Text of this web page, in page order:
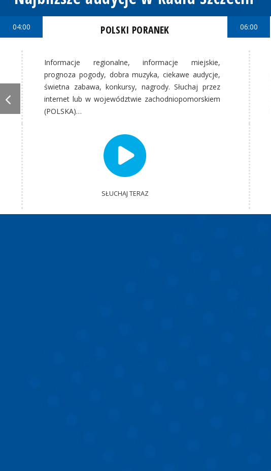
04:00 POLSKI PORANEK
Informacje regionalne, informacje miejskie,
prognoza pogody, dobra muzyka, ciekawe audycje,
świetna zabawa, konkursy, nagrody. Słuchaj przez
internet lub w województwie zachodniopomorskiem
(POLSKA)…
SŁUCHAJ TERAZ
06:00